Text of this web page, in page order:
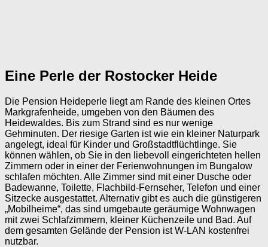
Eine Perle der Rostocker Heide
Die Pension Heideperle liegt am Rande des kleinen Ortes
Markgrafenheide, umgeben von den Bäumen des
Heidewaldes. Bis zum Strand sind es nur wenige
Gehminuten. Der riesige Garten ist wie ein kleiner Naturpark
angelegt, ideal für Kinder und Großstadtflüchtlinge. Sie
können wählen, ob Sie in den liebevoll eingerichteten hellen
Zimmern oder in einer der Ferienwohnungen im Bungalow
schlafen möchten. Alle Zimmer sind mit einer Dusche oder
Badewanne, Toilette, Flachbild-Fernseher, Telefon und einer
Sitzecke ausgestattet. Alternativ gibt es auch die günstigeren
„Mobilheime“, das sind umgebaute geräumige Wohnwagen
mit zwei Schlafzimmern, kleiner Küchenzeile und Bad. Auf
dem gesamten Gelände der Pension ist W-LAN kostenfrei
nutzbar.